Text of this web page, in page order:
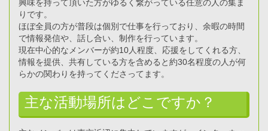
興味を持って頂いた方がゆるく繋がっている任意の人の集ま
りです。
ほぼ全員の方が普段は個別で仕事を行っており、余暇の時間
で情報発信や、話し合い、制作を行っています。
現在中心的なメンバーが約10人程度、応援をしてくれる方、
情報を提供、共有している方を含めると約30名程度の人が何
らかの関わりを持ってくださってます。
主な活動場所はどこですか？